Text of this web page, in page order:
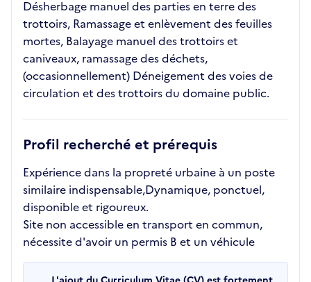
Désherbage manuel des parties en terre des
trottoirs, Ramassage et enlèvement des feuilles
mortes, Balayage manuel des trottoirs et
caniveaux, ramassage des déchets,
(occasionnellement) Déneigement des voies de
circulation et des trottoirs du domaine public.
Profil recherché et prérequis
Expérience dans la propreté urbaine à un poste
similaire indispensable,Dynamique, ponctuel,
disponible et rigoureux.
Site non accessible en transport en commun,
nécessite d'avoir un permis B et un véhicule